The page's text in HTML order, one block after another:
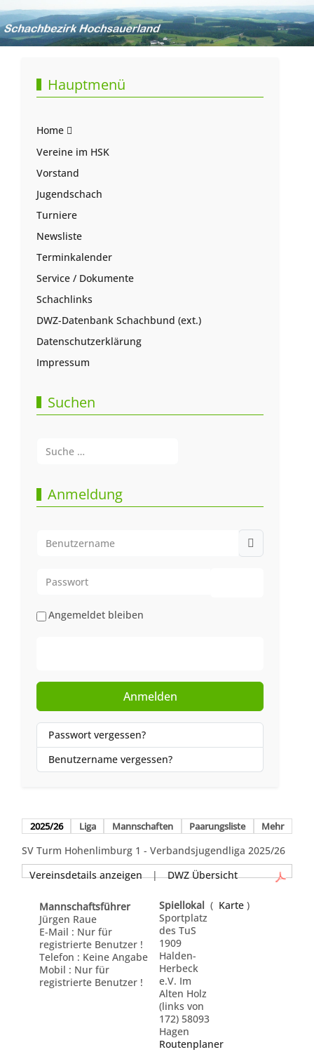
Hauptmenü
Home
Vereine im HSK
Vorstand
Jugendschach
Turniere
Newsliste
Terminkalender
Service / Dokumente
Schachlinks
DWZ-Datenbank Schachbund (ext.)
Datenschutzerklärung
Impressum
Suchen
Anmeldung
Angemeldet bleiben
Anmelden
Passwort vergessen?
Benutzername vergessen?
2025/26 Liga Mannschaften Paarungsliste Mehr
SV Turm Hohenlimburg 1 - Verbandsjugendliga 2025/26
Vereinsdetails anzeigen | DWZ Übersicht
Mannschaftsführer
Jürgen Raue
E-Mail : Nur für
registrierte Benutzer !
Telefon : Keine Angabe
Mobil : Nur für
registrierte Benutzer !
Spiellokal ( Karte )
Sportplatz
des TuS
1909
Halden-
Herbeck
e.V. Im
Alten Holz
(links von
172) 58093
Hagen
Routenplaner